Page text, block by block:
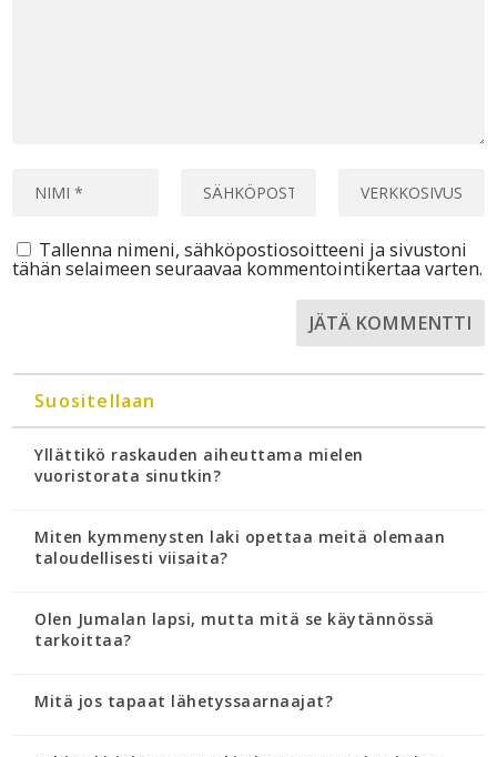
Tallenna nimeni, sähköpostiosoitteeni ja sivustoni
tähän selaimeen seuraavaa kommentointikertaa varten.
Suositellaan
Yllättikö raskauden aiheuttama mielen
vuoristorata sinutkin?
Miten kymmenysten laki opettaa meitä olemaan
taloudellisesti viisaita?
Olen Jumalan lapsi, mutta mitä se käytännössä
tarkoittaa?
Mitä jos tapaat lähetyssaarnaajat?